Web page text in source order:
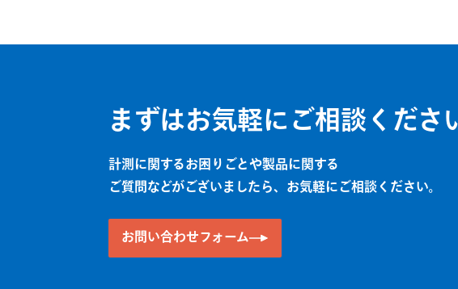
まずはお気軽にご相談くださ
計測に関するお困りごとや製品に関する
ご質問などがございましたら、お気軽にご相談ください。
お問い合わせフォーム